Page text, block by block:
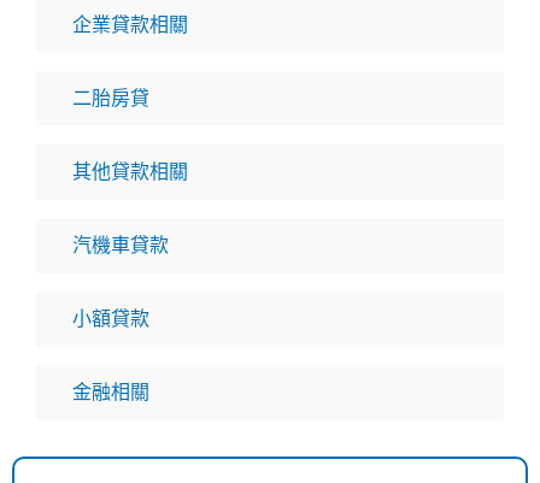
企業貸款相關
二胎房貸
其他貸款相關
汽機車貸款
小額貸款
金融相關